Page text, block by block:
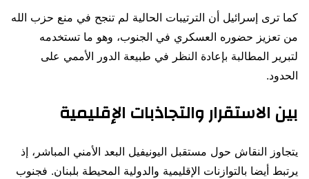
كما ترى إسرائيل أن الترتيبات الحالية لم تنجح في منع حزب الله
من تعزيز حضوره العسكري في الجنوب، وهو ما تستخدمه
لتبرير المطالبة بإعادة النظر في طبيعة الدور الأممي على
الحدود.
بين الاستقرار والتجاذبات الإقليمية
يتجاوز النقاش حول مستقبل اليونيفيل البعد الأمني المباشر، إذ
يرتبط أيضا بالتوازنات الإقليمية والدولية المحيطة بلبنان. فجنوب